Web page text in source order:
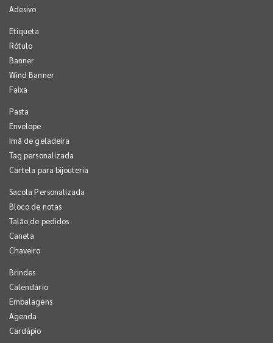
Adesivo
Etiqueta
Rótulo
Banner
Wind Banner
Faixa
Pasta
Envelope
Imã de geladeira
Tag personalizada
Cartela para bijouteria
Sacola Personalizada
Bloco de notas
Talão de pedidos
Caneta
Chaveiro
Brindes
Calendário
Embalagens
Agenda
Cardápio